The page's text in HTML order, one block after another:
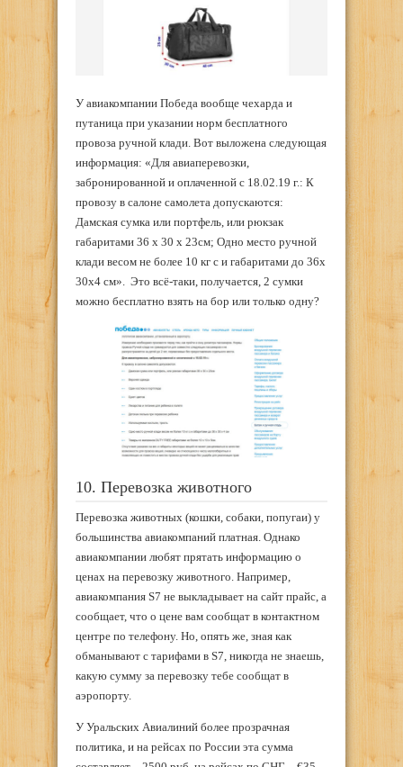
У авиакомпании Победа вообще чехарда и
путаница при указании норм бесплатного
провоза ручной клади. Вот выложена следующая
информация: «Для авиаперевозки,
забронированной и оплаченной с 18.02.19 г.: К
провозу в салоне самолета допускаются:
Дамская сумка или портфель, или рюкзак
габаритами 36 х 30 х 23см; Одно место ручной
клади весом не более 10 кг с и габаритами до 36х
30х4 см». Это всё-таки, получается, 2 сумки
можно бесплатно взять на бор или только одну?
10. Перевозка животного
Перевозка животных (кошки, собаки, попугаи) у
большинства авиакомпаний платная. Однако
авиакомпании любят прятать информацию о
ценах на перевозку животного. Например,
авиакомпания S7 не выкладывает на сайт прайс, а
сообщает, что о цене вам сообщат в контактном
центре по телефону. Но, опять же, зная как
обманывают с тарифами в S7, никогда не знаешь,
какую сумму за перевозку тебе сообщат в
аэропорту.
У Уральских Авиалиний более прозрачная
политика, и на рейсах по России эта сумма